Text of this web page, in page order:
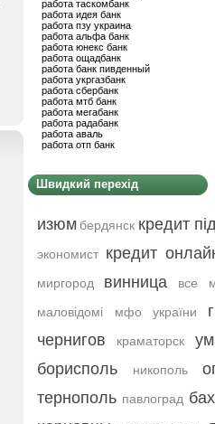
работа таскомбанк
работа идея банк
работа пзу украина
работа альфа банк
работа юнекс банк
работа ощадбанк
работа банк пивденный
работа укргазбанк
работа сбербанк
работа мтб банк
работа мегабанк
работа радабанк
работа аваль
работа отп банк
Швидкий перехід
изюм бердянск кредит
экономист кредит
миргород винница
все
маловідомі мфо україни
чернигов
краматорск
борисполь
никополь
тернополь павлоград